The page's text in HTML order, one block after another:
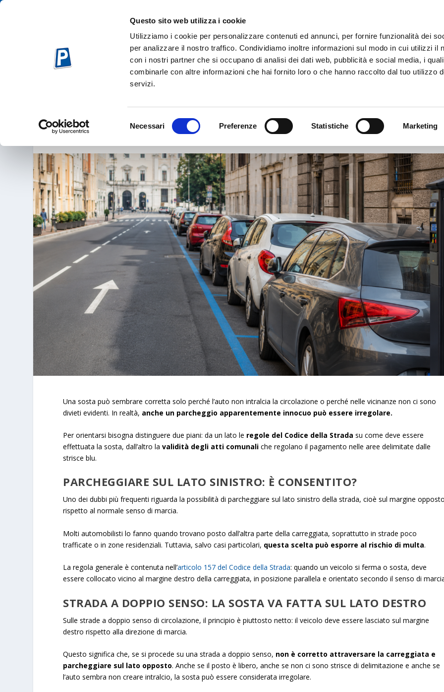
Questo sito web utilizza i cookie
Utilizziamo i cookie per personalizzare contenuti ed annunci, per fornire funzionalità dei
per analizzare il nostro traffico. Condividiamo inoltre informazioni sul modo in cui utilizzi il
con i nostri partner che si occupano di analisi dei dati web, pubblicità e social media, i
combinarle con altre informazioni che hai fornito loro o che hanno raccolto dal tuo utilizzo
servizi.
Necessari Preferenze Statistiche Marketing
Mag 27, 2026 Dal Mondo|
Una sosta può sembrare corretta solo perché l’auto non intralcia la circolazione o perché nelle vicinanze non ci sono
divieti evidenti. In realtà, anche un parcheggio apparentemente innocuo può essere irregolare.
Per orientarsi bisogna distinguere due piani: da un lato le regole del Codice della Strada su come deve essere
effettuata la sosta, dall’altro lavalidità degli atti comunali che regolano il pagamento nelle aree delimitate dalle
strisce blu.
PARCHEGGIARE SUL LATO SINISTRO: È CONSENTITO?
Uno dei dubbi più frequenti riguarda la possibilità di parcheggiare sul lato sinistro della strada, cioè sul margine
rispetto al normale senso di marcia.
Molti automobilisti lo fanno quando trovano posto dall’altra parte della carreggiata, soprattutto in strade poco
trafficate o in zone residenziali. Tuttavia, salvo casi particolari, questa scelta può esporre al rischio di multa.
La regola generale è contenuta nell’articolo 157 del Codice della Strada: quando un veicolo si ferma o sosta, deve
essere collocato vicino al margine destro della carreggiata, in posizione parallela e orientato secondo il senso di
STRADA A DOPPIO SENSO: LA SOSTA VA FATTA SUL LATO DESTRO
Sulle strade a doppio senso di circolazione, il principio è piuttosto netto: il veicolo deve essere lasciato sul margine
destro rispetto alla direzione di marcia.
Questo significa che, se si procede su una strada a doppio senso, non è corretto attraversare la carreggiata e
parcheggiare sul lato opposto. Anche se il posto è libero, anche se non ci sono strisce di delimitazione e anche se
l’auto sembra non creare intralcio, la sosta può essere considerata irregolare.